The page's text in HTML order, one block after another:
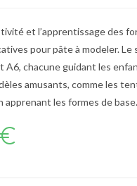
et l’apprentissage des
pour pâte à modeler. Le
A6, chacune guidant les
amusants, comme les
apprenant les formes de base.